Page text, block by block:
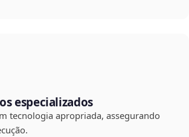
especializados
tecnologia apropriada, assegurando